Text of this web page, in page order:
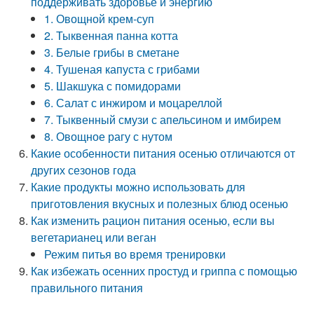
1. Овощной крем-суп
2. Тыквенная панна котта
3. Белые грибы в сметане
4. Тушеная капуста с грибами
5. Шакшука с помидорами
6. Салат с инжиром и моцареллой
7. Тыквенный смузи с апельсином и имбирем
8. Овощное рагу с нутом
Какие особенности питания осенью отличаются от
других сезонов года
Какие продукты можно использовать для
приготовления вкусных и полезных блюд осенью
Как изменить рацион питания осенью, если вы
вегетарианец или веган
Режим питья во время тренировки
Как избежать осенних простуд и гриппа с помощью
правильного питания